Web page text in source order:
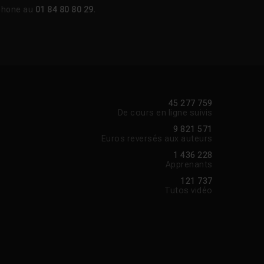
au 01 84 80 80 29.
45 277 759
De cours en ligne suivis
9 821 571
Euros reversés aux auteurs
1 436 228
Apprenants
121 737
Tutos vidéo